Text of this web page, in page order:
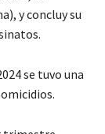
y concluy su
se tuvo una